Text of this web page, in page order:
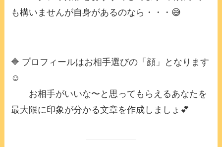
も構いませんが自身があるのなら・・・😅
🔷 プロフィールはお相手選びの「顔」となります
☺️
お相手がいいな〜と思ってもらえるあなたを
最大限に印象が分かる文章を作成しましょ💕